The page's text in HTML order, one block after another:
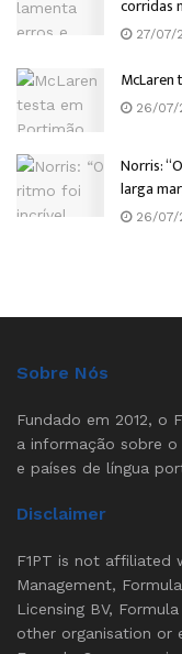
corridas
27/07/
26/07/
Norris:
larga
26/07/
Sobre Nós
Fundado em 2012, o
a informação sobre o
e países de língua
Disclaimer
F1PT is not affiliated
Management,
Licensing BV,
other organisation or